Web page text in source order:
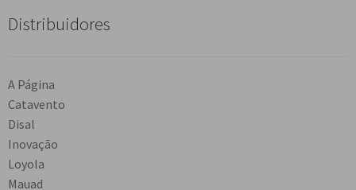
Distribuidores
A Página
Catavento
Disal
Inovação
Loyola
Mauad